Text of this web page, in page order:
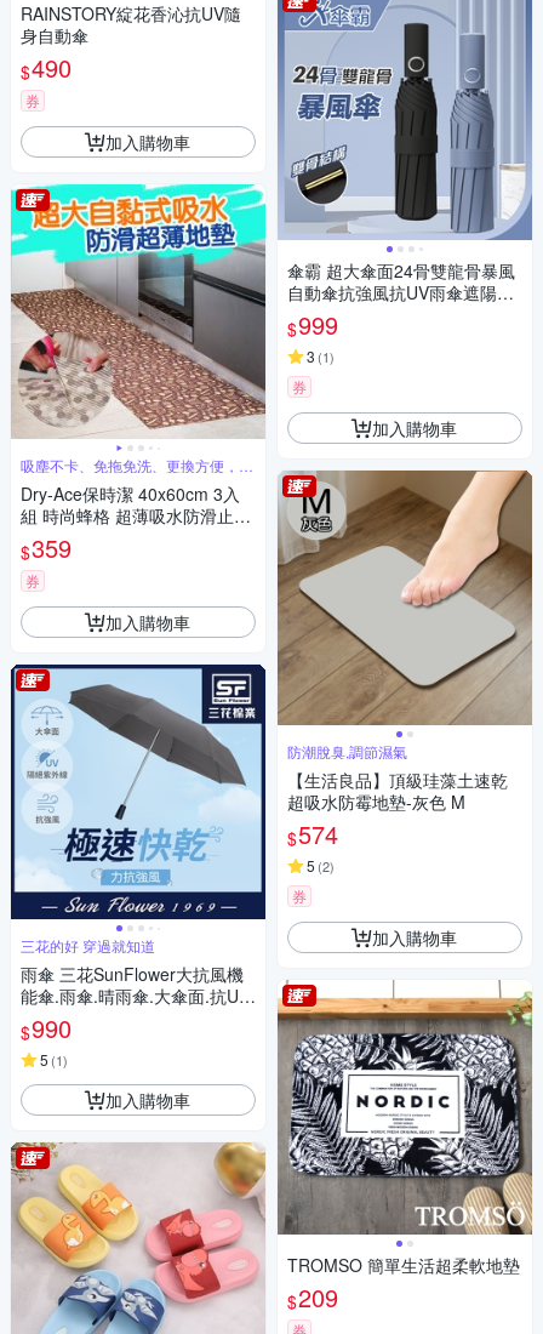
RAINSTORY綻花香沁抗UV隨
身自動傘
$490
券
加入購物車
吸塵不卡、免拖免洗、更換方便，省
時更省力
Dry-Ace保時潔 40x60cm 3入
組 時尚蜂格 超薄吸水防滑止滑
自黏免洗地墊(可隨意剪裁拼貼)
$359
券
加入購物車
三花的好 穿過就知道
雨傘 三花SunFlower大抗風機
能傘.雨傘.晴雨傘.大傘面.抗UV
防曬_迷霧灰
$990
5 (1)
加入購物車
傘霸 超大傘面24骨雙龍骨暴風
自動傘抗強風抗UV雨傘遮陽傘-
快
$999
3 (1)
券
加入購物車
防潮脫臭,調節濕氣
【生活良品】頂級珪藻土速乾
超吸水防霉地墊-灰色 M
$574
5 (2)
券
加入購物車
TROMSO 簡單生活超柔軟地墊
$209